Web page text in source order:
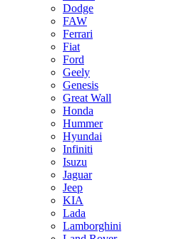
Dodge
FAW
Ferrari
Fiat
Ford
Geely
Genesis
Great Wall
Honda
Hummer
Hyundai
Infiniti
Isuzu
Jaguar
Jeep
KIA
Lada
Lamborghini